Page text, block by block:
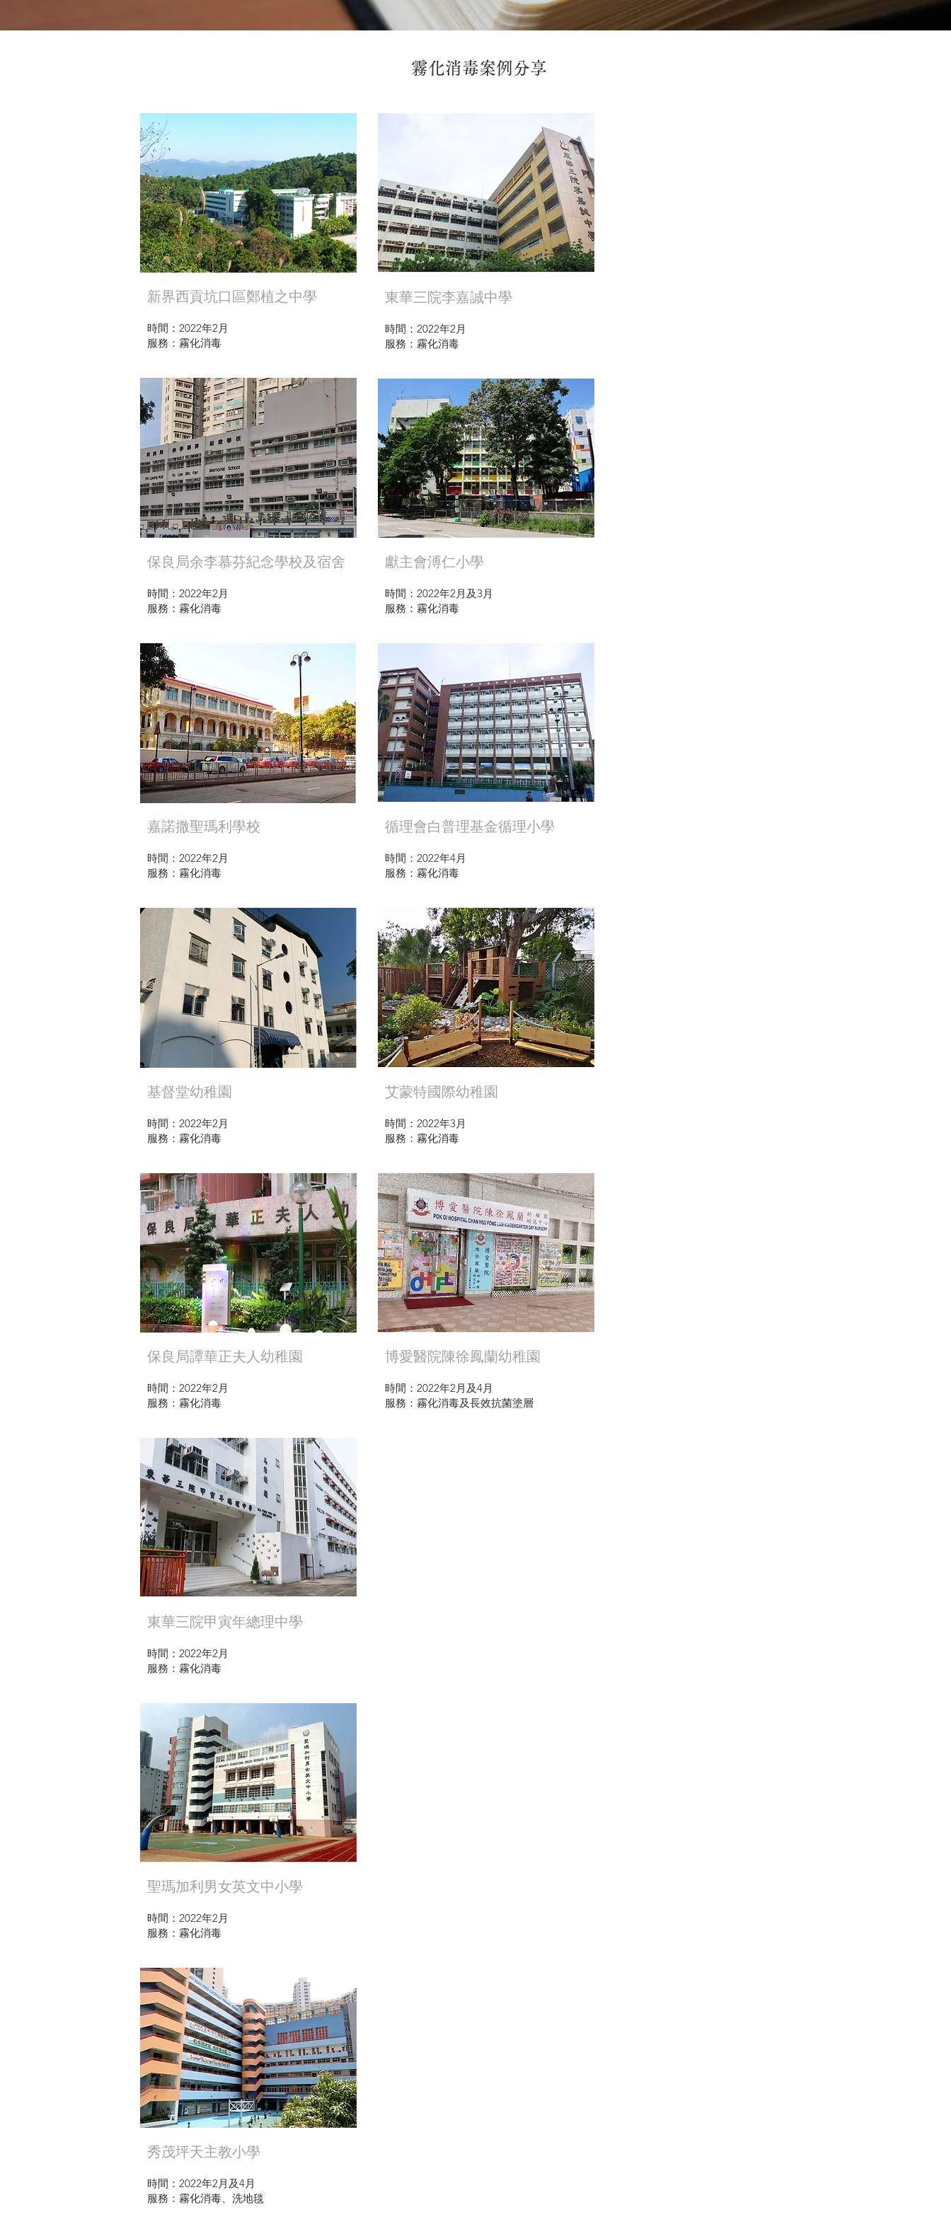
霧化消毒案例分享
新界西貢坑口區鄭植之中學
時間：2022年2月
服務：霧化消毒
保良局余李慕芬紀念學校及宿舍
時間：2022年2月
服務：霧化消毒
嘉諾撒聖瑪利學校
時間：2022年2月
服務：霧化消毒
基督堂幼稚園
時間：2022年2月
服務：霧化消毒
保良局譚華正夫人幼稚園
時間：2022年2月
服務：霧化消毒
東華三院李嘉誠中學
時間：2022年2月
服務：霧化消毒
獻主會溥仁小學
時間：2022年2月及3月
服務：霧化消毒
循理會白普理基金循理小學
時間：2022年4月
服務：霧化消毒
艾蒙特國際幼稚園
時間：2022年3月
服務：霧化消毒
博愛醫院陳徐鳳蘭幼稚園
時間：2022年2月及4月
服務：霧化消毒及長效抗菌塗層
東華三院甲寅年總理中學
時間：2022年2月
服務：霧化消毒
聖瑪加利男女英文中小學
時間：2022年2月
服務：霧化消毒
秀茂坪天主教小學
時間：2022年2月及4月
服務：霧化消毒、洗地毯